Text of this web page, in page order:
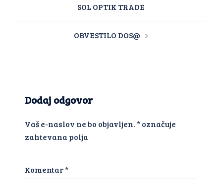
SOL OPTIK TRADE
OBVESTILO DOS@
Dodaj odgovor
Vaš e-naslov ne bo objavljen.*označuje
zahtevana polja
Komentar*